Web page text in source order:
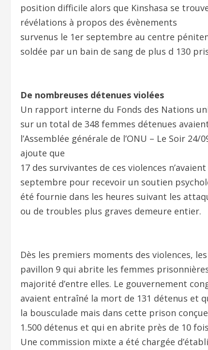
position difficile alors que Kinshasa se
révélations à propos des évènements
survenus le 1er septembre au centre
soldée par un bain de sang de plus d 130
De nombreuses détenues violées
Un rapport interne du Fonds des Nations
sur un total de 348 femmes détenues
l’Assemblée générale de l’ONU – Le Soir
ajoute que
17 des survivantes de ces violences
septembre pour recevoir un soutien
été fournie dans les heures suivant les
ou de troubles plus graves demeure entier.
Dès les premiers moments des violences,
pavillon 9 qui abrite les femmes
majorité d’entre elles. Le gouvernement
avaient entraîné la mort de 131 détenus et
la bousculade mais dans cette prison
1.500 détenus et qui en abrite près de 10
Une commission mixte a été chargée